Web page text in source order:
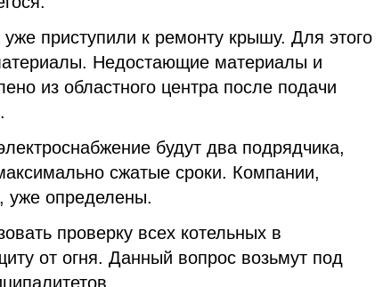
уже приступили к ремонту крышу. Для этого
Недостающие материалы и
из областного центра после подачи
будут два подрядчика,
сжатые сроки. Компании,
уже определены.
проверку всех котельных в
от огня. Данный вопрос возьмут под